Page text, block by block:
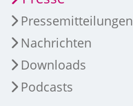
Pressemitteilungen
Nachrichten
Downloads
Podcasts